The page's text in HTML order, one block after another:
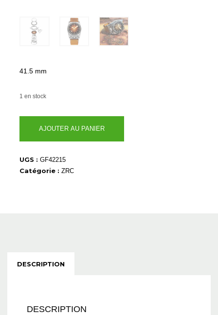
41.5 mm
1 en stock
GF42215
AJOUTER AU PANIER
UGS : GF42215
Catégorie : ZRC
DESCRIPTION
DESCRIPTION